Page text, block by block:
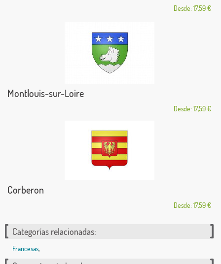
Desde: 17,59 €
Montlouis-sur-Loire
Desde: 17,59 €
Corberon
Desde: 17,59 €
Categorías relacionadas:
Francesas,